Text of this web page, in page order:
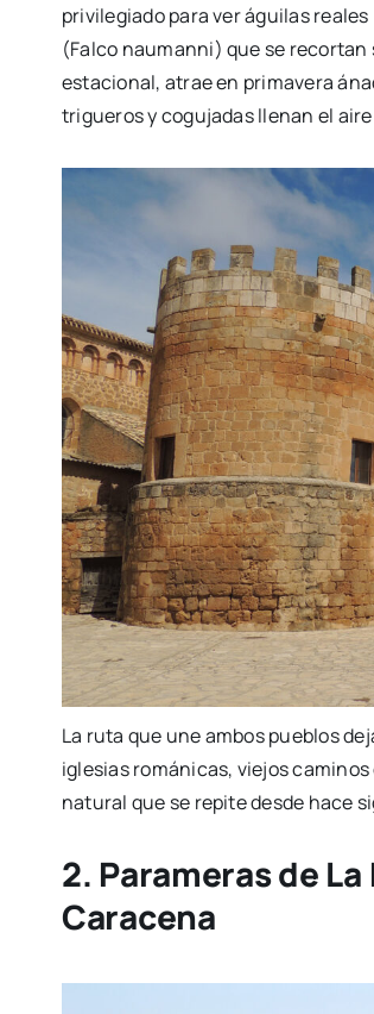
privilegiado para ver águilas
(Falco naumanni) que se recortan
estacional, atrae en primavera
trigueros y cogujadas llenan el
La ruta que une ambos pueblos
iglesias románicas, viejos
natural que se repite desde hace
2. Parameras de La
Caracena